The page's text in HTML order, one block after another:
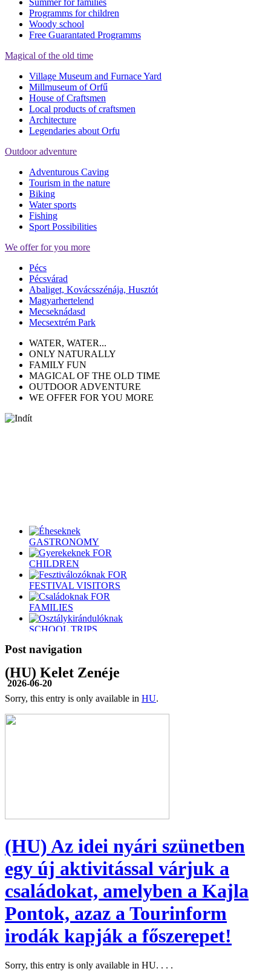
Summer for families
Programms for children
Woody school
Free Guarantated Programms
Magical of the old time
Village Museum and Furnace Yard
Millmuseum of Orfű
House of Craftsmen
Local products of craftsmen
Architecture
Legendaries about Orfu
Outdoor adventure
Adventurous Caving
Tourism in the nature
Biking
Water sports
Fishing
Sport Possibilities
We offer for you more
Pécs
Pécsvárad
Abaliget, Kovácsszénája, Husztót
Magyarhertelend
Mecseknádasd
Mecsextrém Park
WATER, WATER...
ONLY NATURALLY
FAMILY FUN
MAGICAL OF THE OLD TIME
OUTDOOR ADVENTURE
WE OFFER FOR YOU MORE
GASTRONOMY
FOR
CHILDREN
FOR
FESTIVAL VISITORS
FOR
FAMILIES
SCHOOL TRIPS
DRAGONBOATERS
FOR
BIKERS
FOR
SWIMMERS
FOR
Post navigation
2026-06-20
(HU) Kelet Zenéje
Sorry, this entry is only available in HU.
(HU) Az idei nyári szünetben
egy új aktivitással várjuk a
családokat, amelyben a Kajla
Pontok, azaz a Tourinform
irodák kapják a főszerepet!
Sorry, this entry is only available in HU. . . .